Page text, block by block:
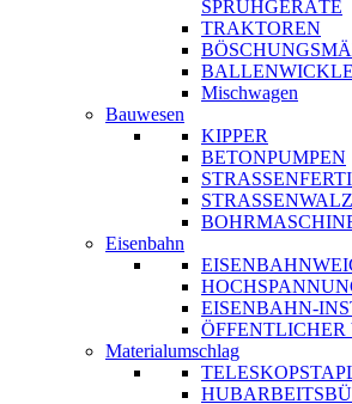
SPRÜHGERÄTE
TRAKTOREN
Mischwagen
Bauwesen
KIPPER
BETONPUMPEN
Eisenbahn
EISENBAHN-
ÖFFENTLICHER
Materialumschlag